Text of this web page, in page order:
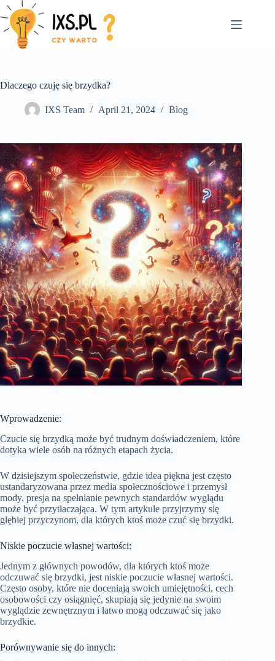
Skip
to
content
Dlaczego czuję się brzydka?
IXS Team April 21, 2024 Blog
Wprowadzenie:
Czucie się brzydką może być trudnym doświadczeniem, które
dotyka wiele osób na różnych etapach życia.
W dzisiejszym społeczeństwie, gdzie idea piękna jest często
ustandaryzowana przez media społecznościowe i przemysł
mody, presja na spełnianie pewnych standardów wyglądu
może być przytłaczająca. W tym artykule przyjrzymy się
głębiej przyczynom, dla których ktoś może czuć się brzydki.
Niskie poczucie własnej wartości:
Jednym z głównych powodów, dla których ktoś może
odczuwać się brzydki, jest niskie poczucie własnej wartości.
Często osoby, które nie doceniają swoich umiejętności, cech
osobowości czy osiągnięć, skupiają się jedynie na swoim
wyglądzie zewnętrznym i łatwo mogą odczuwać się jako
brzydkie.
Porównywanie się do innych: